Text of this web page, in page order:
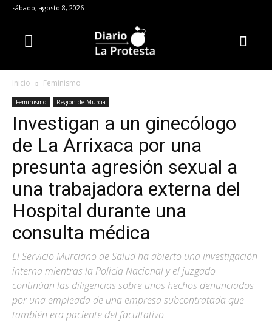
sábado, agosto 8, 2026
Inicio Feminismo
Feminismo Región de Murcia
Investigan a un ginecólogo
de La Arrixaca por una
presunta agresión sexual a
una trabajadora externa del
Hospital durante una
consulta médica
El Servicio Murciano de Salud ha abierto una investigación
interna mientras la Policía Nacional y el juzgado
continúan las diligencias sobre unos hechos denunciados
por una empleada de una empresa subcontratada que
también era paciente del facultativo.